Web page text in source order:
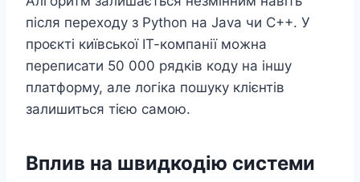
після переходу з Python на Java чи C++. У
проєкті київської ІТ-компанії можна
переписати 50 000 рядків коду на іншу
платформу, але логіка пошуку клієнтів
залишиться тією самою.
Вплив на швидкодію системи